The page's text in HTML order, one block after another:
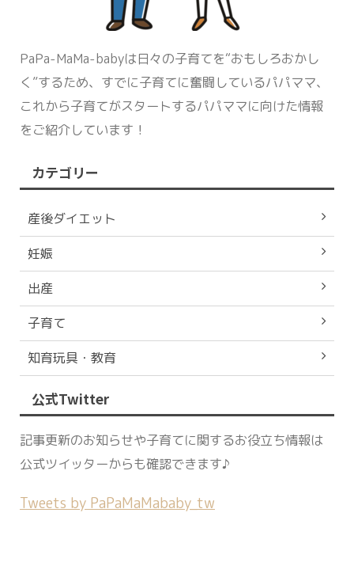
PaPa-MaMa-babyは日々の子育てを“おもしろおかし
く”するため、すでに子育てに奮闘しているパパママ、
これから子育てがスタートするパパママに向けた情報
をご紹介しています！
カテゴリー
産後ダイエット
妊娠
出産
子育て
知育玩具・教育
公式Twitter
記事更新のお知らせや子育てに関するお役立ち情報は
公式ツイッターからも確認できます♪
Tweets by PaPaMaMababy_tw